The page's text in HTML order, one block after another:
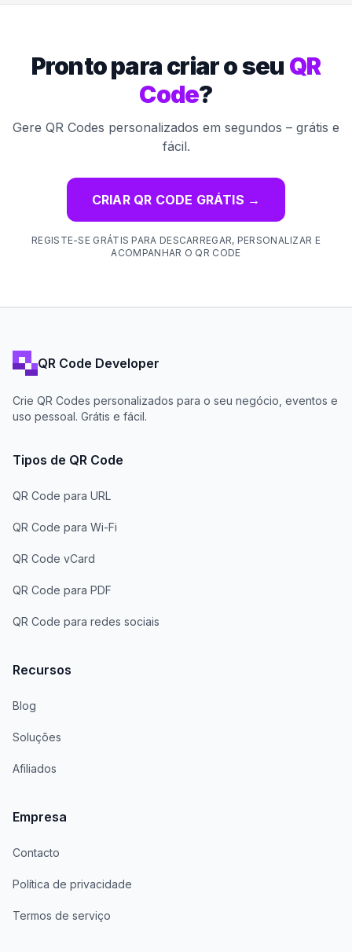
Pronto para criar o seu QR
Code?
Gere QR Codes personalizados em segundos – grátis e
fácil.
CRIAR QR CODE GRÁTIS →
REGISTE-SE GRÁTIS PARA DESCARREGAR, PERSONALIZAR E
ACOMPANHAR O QR CODE
QR Code Developer
Crie QR Codes personalizados para o seu negócio, eventos e
uso pessoal. Grátis e fácil.
Tipos de QR Code
QR Code para URL
QR Code para Wi-Fi
QR Code vCard
QR Code para PDF
QR Code para redes sociais
Recursos
Blog
Soluções
Afiliados
Empresa
Contacto
Política de privacidade
Termos de serviço